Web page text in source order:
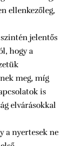
ellenkezőleg,
jelentős
hogy a
meg, míg
is
elvárásokkal
a nyertesek ne